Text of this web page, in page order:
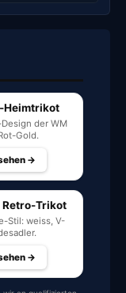
Heimtrikot
der WM
Gold.
→
Retro-Trikot
Stil: weiss, V-
→